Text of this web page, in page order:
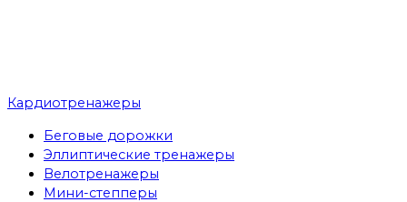
Кардиотренажеры
Беговые дорожки
Эллиптические тренажеры
Велотренажеры
Мини-степперы